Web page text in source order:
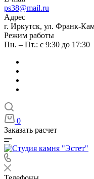
ps38@mail.ru
Адрес
г. Иркутск, ул. Франк-
Режим работы
Пн. – Пт.: с 9:30 до 17:30
0
Заказать расчет